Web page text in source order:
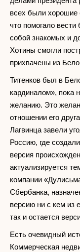
всех были хорошие
что помогало вести
собой знакомых и
Хотины смогли
прихвачены из
Титенков был в
кардиналом», пока
желанию. Это
отношении его
Лагвинца завели
Россию, где
версия
актуализируется
компании
Сбербанка,
версию ни с кем из
так и остается
Есть очевидный
Коммерческая